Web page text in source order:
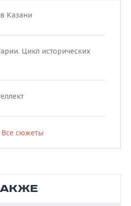
Казани
Цикл исторических
Все сюжеты